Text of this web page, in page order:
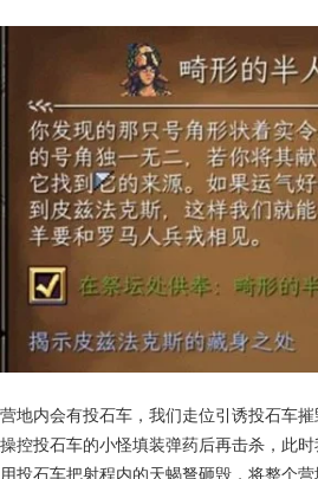
营地内会有投石车，我们走位引诱投石车
操控投石车的小怪填装弹药后再击杀，此
用投石车把射程内的天蝎弩砸毁，将整个